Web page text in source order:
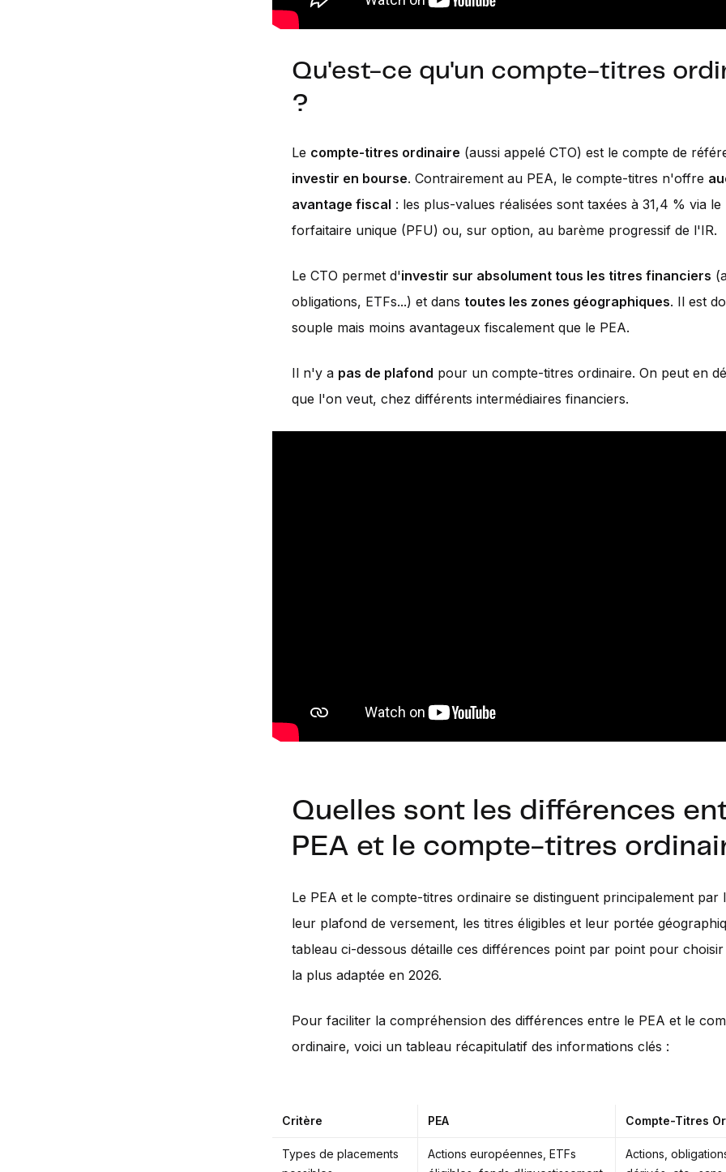
Qu'est-ce qu'un compte-titres
?
Le compte-titres ordinaire (aussi appelé CTO) est le compte de
investir en bourse. Contrairement au PEA, le compte-titres n'offre
avantage fiscal : les plus-values réalisées sont taxées à 31,4 % via
forfaitaire unique (PFU) ou, sur option, au barème progressif de l'IR.
Le CTO permet d'investir sur absolument tous les titres financiers
obligations, ETFs...) et dans toutes les zones géographiques. Il est
souple mais moins avantageux fiscalement que le PEA.
Il n'y a pas de plafond pour un compte-titres ordinaire. On peut en
que l'on veut, chez différents intermédiaires financiers.
Quelles sont les différences
PEA et le compte-titres
Le PEA et le compte-titres ordinaire se distinguent principalement par
leur plafond de versement, les titres éligibles et leur portée
tableau ci-dessous détaille ces différences point par point pour
la plus adaptée en 2026.
Pour faciliter la compréhension des différences entre le PEA et le
ordinaire, voici un tableau récapitulatif des informations clés :
Critère PEA Compte-Titres
Types de placements
Actions européennes, ETFs
Actions,